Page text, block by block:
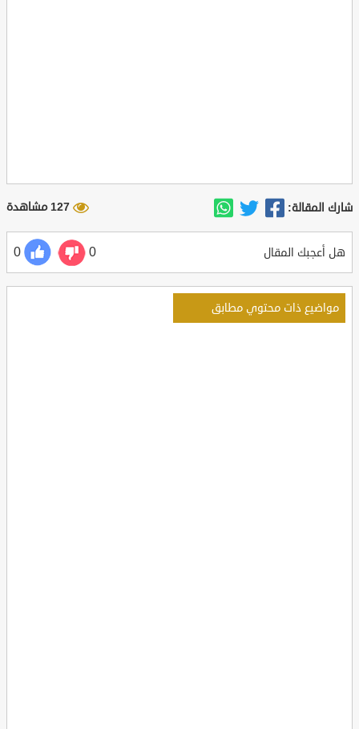
شارك المقالة: 127 مشاهدة
هل أعجبك المقال 0
0
مواضيع ذات محتوي مطابق